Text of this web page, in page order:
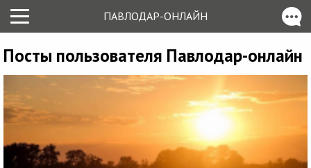
ПАВЛОДАР-ОНЛАЙН
Посты пользователя Павлодар-онлайн